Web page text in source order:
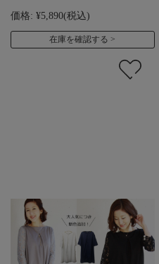
価格: ¥5,890(税込)
在庫を確認する